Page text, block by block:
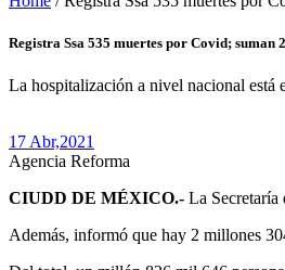
Registra Ssa 535 muertes por Covid; suman
La hospitalización a nivel nacional está
17 Abr,2021
Agencia Reforma
CIUDD DE MÉXICO.- La Secretaría
Además, informó que hay 2 millones